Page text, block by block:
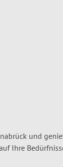
und
Ihre